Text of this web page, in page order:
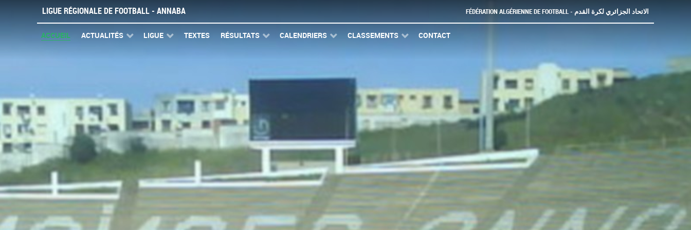
LIGUE RÉGIONALE DE FOOTBALL - ANNABA FÉDÉRATION ALGÉRIENNE DE FOOTBALL - الاتحاد الجزائري لكرة القدم
ACCUEIL ACTUALITÉS LIGUE TEXTES RÉSULTATS CALENDRIERS CLASSEMENTS CONTACT